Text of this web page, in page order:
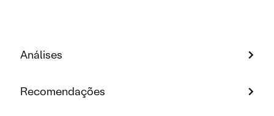
Análises
Recomendações